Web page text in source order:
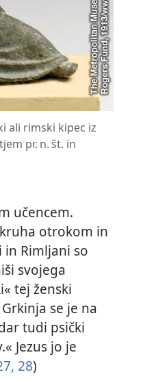
ali rimski kipec iz
pr. n. št. in
učencem.
otrokom in
in Rimljani so
svojega
tej ženski
se je na
tudi psički
Jezus jo je
28)